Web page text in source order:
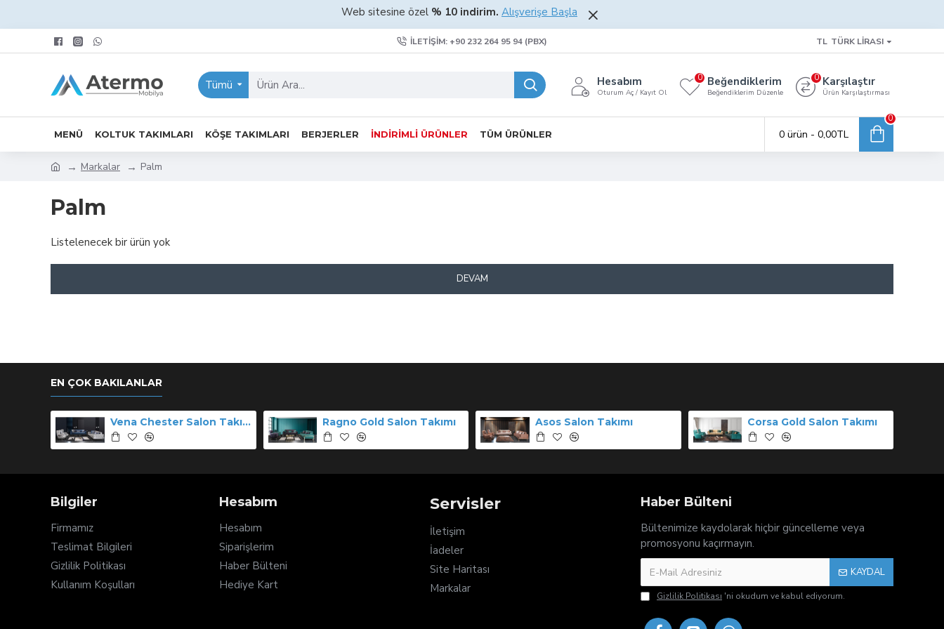
Web sitesine özel % 10 indirim. Alışverişe Başla
İLETIŞIM: +90 232 264 95 94 (PBX) TL TÜRK LIRASI
Tümü Hesabım
Oturum Aç / Kayıt Ol
Beğendiklerim
Beğendiklerim Düzenle
0 Karşılaştır
Ürün Karşılaştırması
0
MENÜ KOLTUK TAKIMLARI KÖŞE TAKIMLARI BERJERLER İNDIRIMLI ÜRÜNLER TÜM ÜRÜNLER 0 ürün - 0,00TL
0
Markalar Palm
Palm
Listelenecek bir ürün yok
DEVAM
EN ÇOK BAKILANLAR
Vena Chester Salon Takımı Ragno Gold Salon Takımı Asos Salon Takımı Corsa Gold Salon Takımı
Bilgiler
Firmamız
Teslimat Bilgileri
Gizlilik Politikası
Kullanım Koşulları
Hesabım
Hesabım
Siparişlerim
Haber Bülteni
Hediye Kart
Servisler
İletişim
İadeler
Site Haritası
Markalar
Haber Bülteni
Bültenimize kaydolarak hiçbir güncelleme veya
promosyonu kaçırmayın.
KAYDAL
Gizlilik Politikası 'ni okudum ve kabul ediyorum.